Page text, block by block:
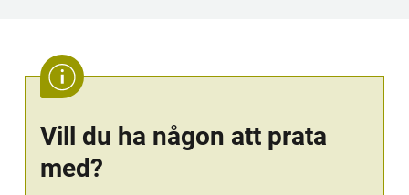
Vill du ha någon att prata
med?